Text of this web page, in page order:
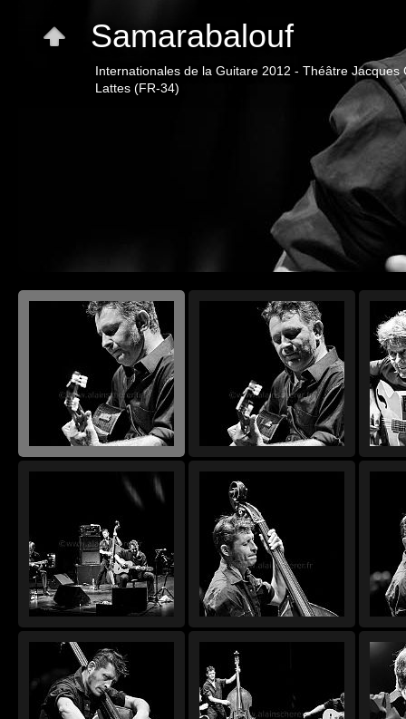
Samarabalouf
Internationales de la Guitare 2012 - Théâtre Jacques
Lattes (FR-34)